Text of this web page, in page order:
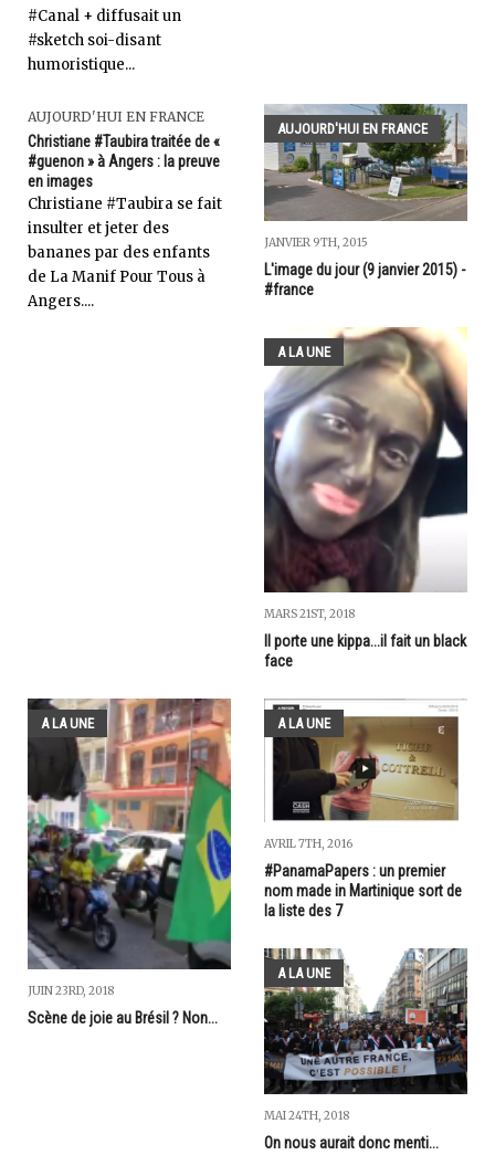
#Canal + diffusait un
#sketch soi-disant
humoristique...
AUJOURD'HUI EN FRANCE
Christiane #Taubira traitée de «
#guenon » à Angers : la preuve
en images
Christiane #Taubira se fait
insulter et jeter des
bananes par des enfants
de La Manif Pour Tous à
Angers....
AUJOURD'HUI EN FRANCE
JANVIER 9TH, 2015
L'image du jour (9 janvier 2015) -
#france
A LA UNE
MARS 21ST, 2018
Il porte une kippa...il fait un black
face
A LA UNE
JUIN 23RD, 2018
Scène de joie au Brésil ? Non...
A LA UNE
AVRIL 7TH, 2016
#PanamaPapers : un premier
nom made in Martinique sort de
la liste des 7
A LA UNE
MAI 24TH, 2018
On nous aurait donc menti...